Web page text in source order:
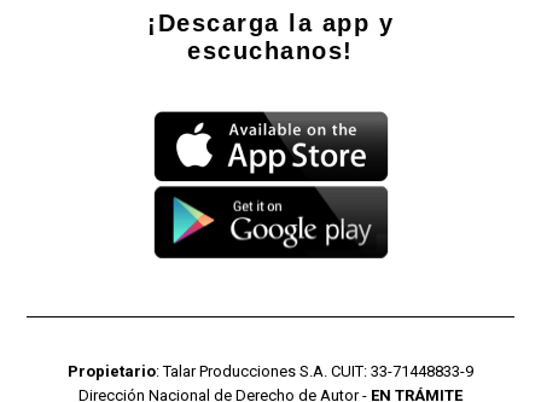
¡Descarga la app y
escuchanos!
Propietario: Talar Producciones S.A. CUIT: 33-71448833-9
Dirección Nacional de Derecho de Autor - EN TRÁMITE